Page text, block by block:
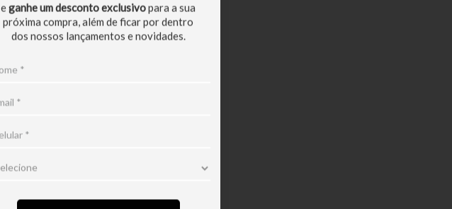
e ganhe um desconto exclusivopara a sua
próxima compra, além de ficar por dentro
dos nossos lançamentos e novidades.